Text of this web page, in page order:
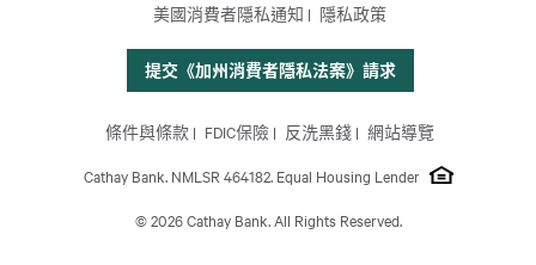
美國消費者隱私通知 隱私政策
提交《加州消費者隱私法案》請求
Footer Site Map
條件與條款 FDIC保險 反洗黑錢 網站導覽
Cathay Bank. NMLSR 464182. Equal Housing Lender
© 2026 Cathay Bank. All Rights Reserved.